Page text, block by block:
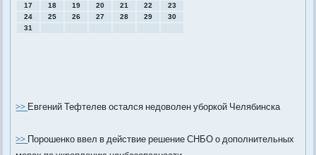
17
18 19 20 21 22
23
24
25 26 27 28 29
30
31
>>Евгений Тефтелев остался недоволен уборкой Челябинска
>>Порошенко ввел в действие решение СНБО о дополнительных